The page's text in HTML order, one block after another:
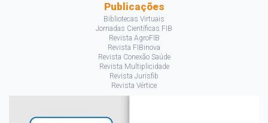
Publicações
Bibliotecas Virtuais
Jornadas Científicas FIB
Revista AgroFIB
Revista FIBinova
Revista Conexão Saúde
Revista Multiplicidade
Revista Jurisfib
Revista Vértice